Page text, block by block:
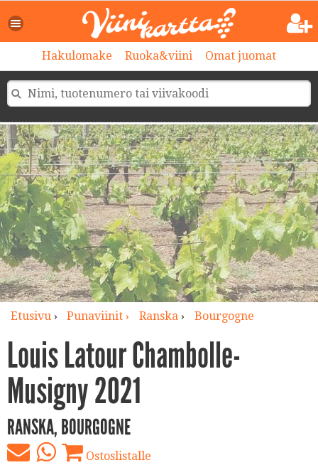
Hakulomake Ruoka&viini Omat juomat
Etusivu› Punaviinit › Ranska› Bourgogne
Louis Latour Chambolle-
Musigny 2021
RANSKA, BOURGOGNE
Ostoslistalle